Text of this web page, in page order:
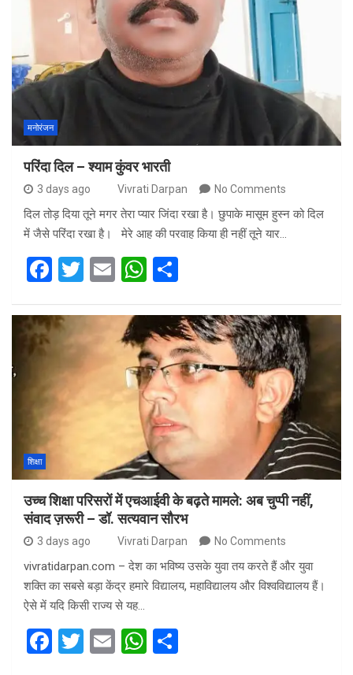
मनोरंजन
परिंदा दिल – श्याम कुंवर भारती
3 days ago Vivrati Darpan No Comments
दिल तोड़ दिया तूने मगर तेरा प्यार जिंदा रखा है। छुपाके मासूम हुस्न को दिल
में जैसे परिंदा रखा है। मेरे आह की परवाह किया ही नहीं तूने यार…
F
ce
o
o
k
T
tt
er
E
ail
W
at
s
A
p
p
ar
e
शिक्षा
उच्च शिक्षा परिसरों में एचआईवी के बढ़ते मामले: अब चुप्पी नहीं,
संवाद ज़रूरी – डॉ. सत्यवान सौरभ
3 days ago Vivrati Darpan No Comments
vivratidarpan.com – देश का भविष्य उसके युवा तय करते हैं और युवा
शक्ति का सबसे बड़ा केंद्र हमारे विद्यालय, महाविद्यालय और विश्वविद्यालय हैं।
ऐसे में यदि किसी राज्य से यह…
F
T
E
W